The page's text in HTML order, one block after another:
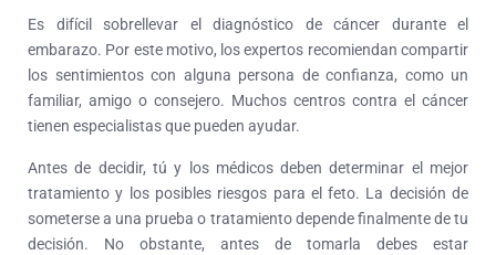
Es difícil sobrellevar el diagnóstico de cáncer durante el
embarazo. Por este motivo, los expertos recomiendan compartir
los sentimientos con alguna persona de confianza, como un
familiar, amigo o consejero. Muchos centros contra el cáncer
tienen especialistas que pueden ayudar.
Antes de decidir, tú y los médicos deben determinar el mejor
tratamiento y los posibles riesgos para el feto. La decisión de
someterse a una prueba o tratamiento depende finalmente de tu
decisión. No obstante, antes de tomarla debes estar